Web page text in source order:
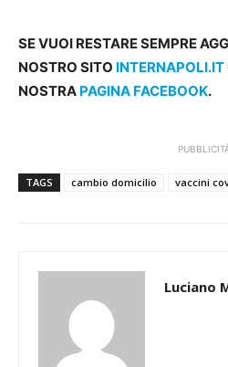
SE VUOI RESTARE SEMPRE
NOSTRO SITO INTERNAPOLI.IT
NOSTRA PAGINA FACEBOOK.
TAGS cambio domicilio vaccini
Luciano